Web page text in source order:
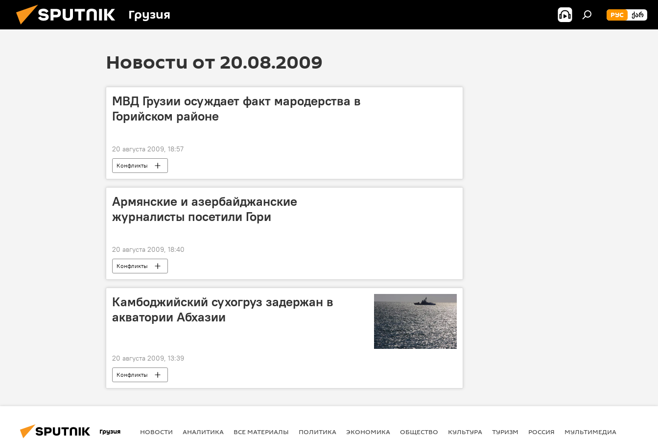
Грузия РУС ᲥᲐᲠ
Новости от 20.08.2009
МВД Грузии осуждает факт мародерства в
Горийском районе
20 августа 2009, 18:57
Конфликты
Армянские и азербайджанские
журналисты посетили Гори
20 августа 2009, 18:40
Конфликты
Камбоджийский сухогруз задержан в
акватории Абхазии
20 августа 2009, 13:39
Конфликты
Грузия НОВОСТИ АНАЛИТИКА ВСЕ МАТЕРИАЛЫ ПОЛИТИКА ЭКОНОМИКА ОБЩЕСТВО КУЛЬТУРА ТУРИЗМ РОССИЯ МУЛЬТИМЕДИА